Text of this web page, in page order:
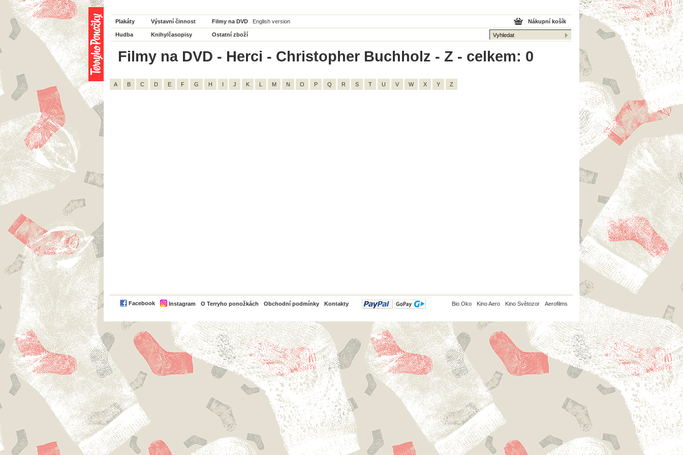
Plakáty Výstavní činnost Filmy na DVD English version
Hudba Knihy/časopisy Ostatní zboží
Nákupní košík
Filmy na DVD - Herci - Christopher Buchholz - Z - celkem: 0
A B C D E F G H I J K L M N O P Q R S T U V W X Y Z
Facebook Instagram O Terryho ponožkách Obchodní podmínky Kontakty
PayPal Bio Oko Kino Aero Kino Světozor Aerofilms